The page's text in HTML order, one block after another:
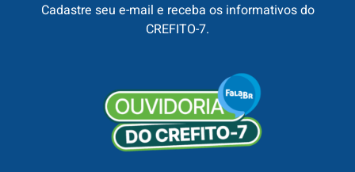
Cadastre seu e-mail e receba os informativos do
CREFITO-7.